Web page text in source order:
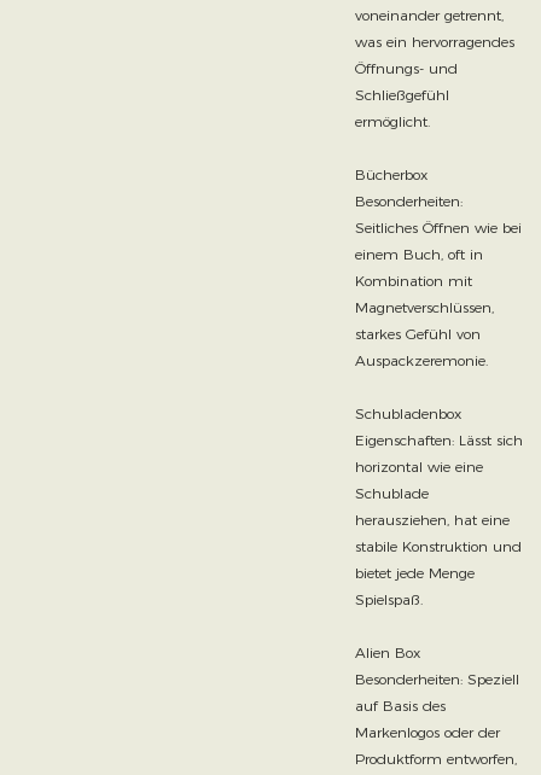
voneinander getrennt,
was ein hervorragendes
Öffnungs- und
Schließgefühl
ermöglicht.
Bücherbox
Besonderheiten:
Seitliches Öffnen wie bei
einem Buch, oft in
Kombination mit
Magnetverschlüssen,
starkes Gefühl von
Auspackzeremonie.
Schubladenbox
Eigenschaften: Lässt sich
horizontal wie eine
Schublade
herausziehen, hat eine
stabile Konstruktion und
bietet jede Menge
Spielspaß.
Alien Box
Besonderheiten: Speziell
auf Basis des
Markenlogos oder der
Produktform entworfen,